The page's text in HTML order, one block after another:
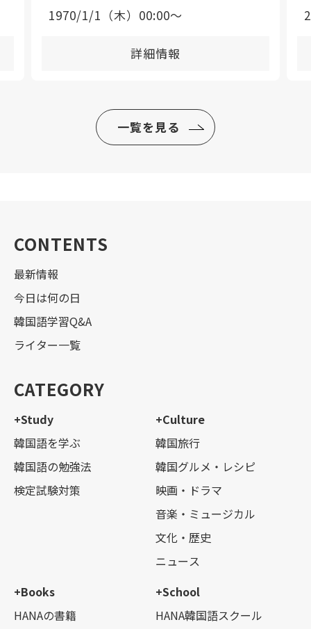
1970/1/1（木）00:00〜
詳細情報
一覧を見る
CONTENTS
最新情報
今日は何の日
韓国語学習Q&A
ライター一覧
CATEGORY
+Study
韓国語を学ぶ
韓国語の勉強法
検定試験対策
+Culture
韓国旅行
韓国グルメ・レシピ
映画・ドラマ
音楽・ミュージカル
文化・歴史
ニュース
+Books
HANAの書籍
+School
HANA韓国語スクール